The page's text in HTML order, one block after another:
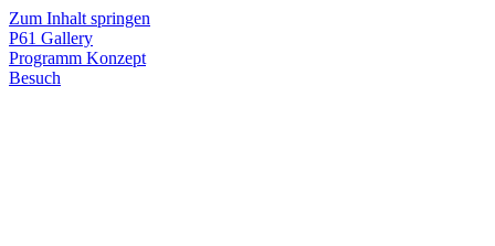
Zum Inhalt springen
P61 Gallery
Programm Konzept
Besuch